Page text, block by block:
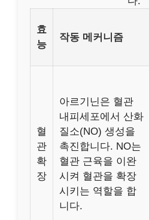
효
능
작동 메커니즘
혈
관
확
장
아르기닌은 혈관
내피세포에서 산화
질소(NO) 생성을
촉진합니다. NO는
혈관 근육을 이완
시켜 혈관을 확장
시키는 역할을 합
니다.